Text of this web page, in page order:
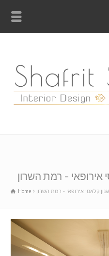
אירופאי – רמת השרון
Home קלאסי אירופאי - רמת השרון